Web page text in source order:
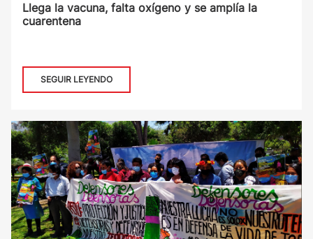
Llega la vacuna, falta oxígeno y se amplía la
cuarentena
SEGUIR LEYENDO